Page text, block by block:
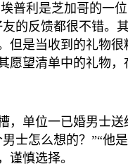
普利是芝加哥的一
的反馈都很不错
但是当收到的礼物
望清单中的礼物
，单位一已婚男士
士怎么想的？”“他
谨慎选择。